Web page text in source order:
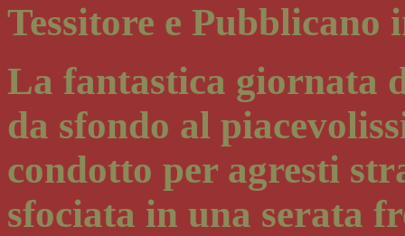
Tessitore e Pubblicano
La fantastica giornata
da sfondo al
condotto per agresti
sfociata in una serata